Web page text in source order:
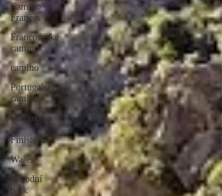
Camino
Frances
Francouzské
camino
camino
Portugalské
camino
Camino
na
Finisteru
Wales
Národní
park